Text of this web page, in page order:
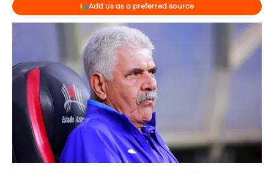
Add us as a preferred source